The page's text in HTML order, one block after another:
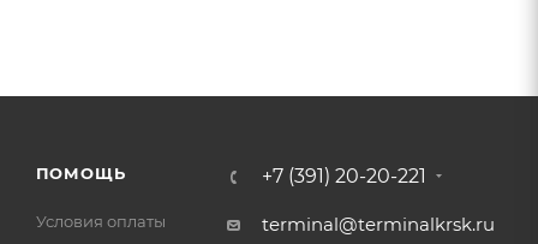
ПОМОЩЬ
Условия оплаты
+7 (391) 20-20-221
terminal@terminalkrsk.ru